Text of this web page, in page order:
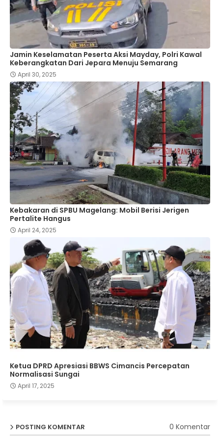
Jamin Keselamatan Peserta Aksi Mayday, Polri Kawal
Keberangkatan Dari Jepara Menuju Semarang
April 30, 2025
Kebakaran di SPBU Magelang: Mobil Berisi Jerigen
Pertalite Hangus
April 24, 2025
Ketua DPRD Apresiasi BBWS Cimancis Percepatan
Normalisasi Sungai
April 17, 2025
POSTING KOMENTAR 0 Komentar